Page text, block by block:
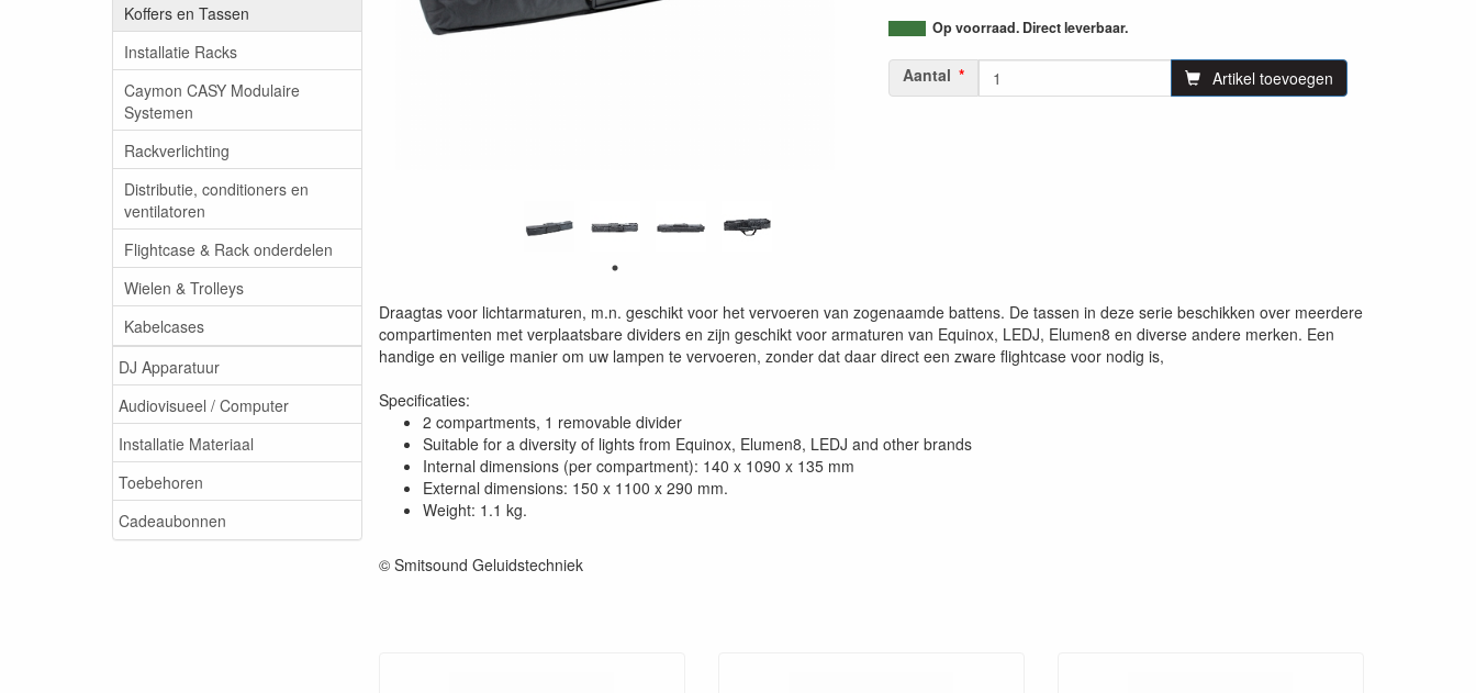
Koffers en Tassen
Installatie Racks
Caymon CASY Modulaire
Systemen
Rackverlichting
Distributie, conditioners en
ventilatoren
Flightcase & Rack onderdelen
Wielen & Trolleys
Kabelcases
DJ Apparatuur
Audiovisueel / Computer
Installatie Materiaal
Toebehoren
Cadeaubonnen
Op voorraad. Direct leverbaar.
Aantal Artikel toevoegen
Draagtas voor lichtarmaturen, m.n. geschikt voor het vervoeren van zogenaamde battens. De tassen in deze serie beschikken over meerdere
compartimenten met verplaatsbare dividers en zijn geschikt voor armaturen van Equinox, LEDJ, Elumen8 en diverse andere merken. Een
handige en veilige manier om uw lampen te vervoeren, zonder dat daar direct een zware flightcase voor nodig is,
Specificaties:
2 compartments, 1 removable divider
Suitable for a diversity of lights from Equinox, Elumen8, LEDJ and other brands
Internal dimensions (per compartment): 140 x 1090 x 135 mm
External dimensions: 150 x 1100 x 290 mm.
Weight: 1.1 kg.
© Smitsound Geluidstechniek